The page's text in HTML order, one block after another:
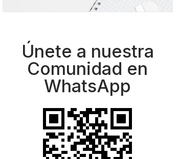
Únete a nuestra
Comunidad en
WhatsApp